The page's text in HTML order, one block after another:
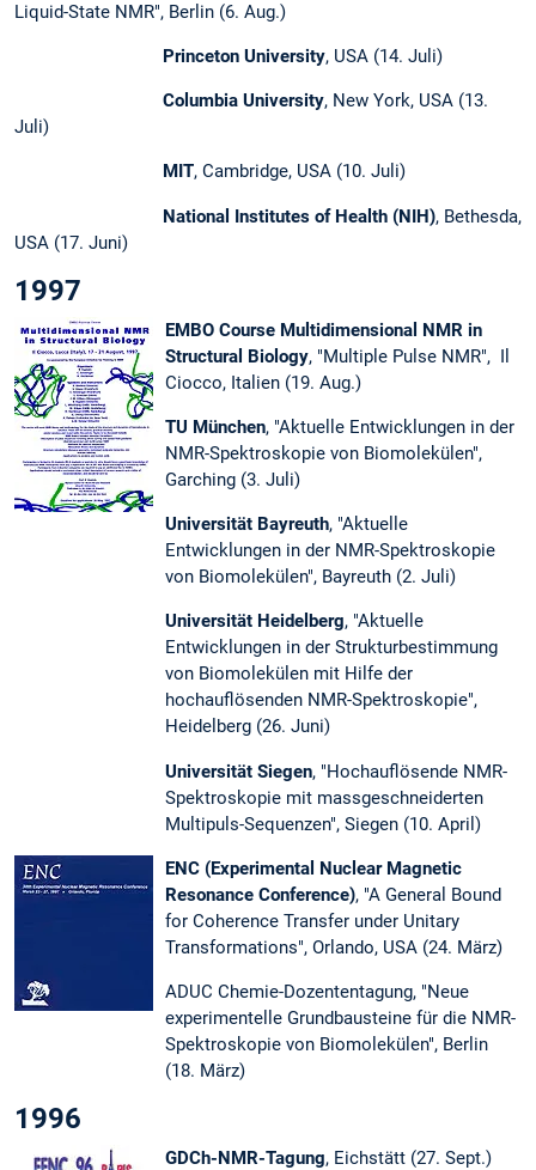
Liquid-State NMR", Berlin (6. Aug.)
Princeton University, USA (14. Juli)
Columbia University, New York, USA (13.
Juli)
MIT, Cambridge, USA (10. Juli)
National Institutes of Health (NIH), Bethesda,
USA (17. Juni)
1997
EMBO Course Multidimensional NMR in
Structural Biology, "Multiple Pulse NMR", Il
Ciocco, Italien (19. Aug.)
TU München, "Aktuelle Entwicklungen in der
NMR-Spektroskopie von Biomolekülen",
Garching (3. Juli)
Universität Bayreuth, "Aktuelle
Entwicklungen in der NMR-Spektroskopie
von Biomolekülen", Bayreuth (2. Juli)
Universität Heidelberg, "Aktuelle
Entwicklungen in der Strukturbestimmung
von Biomolekülen mit Hilfe der
hochauflösenden NMR-Spektroskopie",
Heidelberg (26. Juni)
Universität Siegen, "Hochauflösende NMR-
Spektroskopie mit massgeschneiderten
Multipuls-Sequenzen", Siegen (10. April)
ENC (Experimental Nuclear Magnetic
Resonance Conference), "A General Bound
for Coherence Transfer under Unitary
Transformations", Orlando, USA (24. März)
ADUC Chemie-Dozententagung, "Neue
experimentelle Grundbausteine für die NMR-
Spektroskopie von Biomolekülen", Berlin
(18. März)
1996
GDCh-NMR-Tagung, Eichstätt (27. Sept.)